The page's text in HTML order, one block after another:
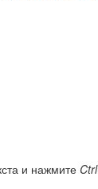
и нажмите